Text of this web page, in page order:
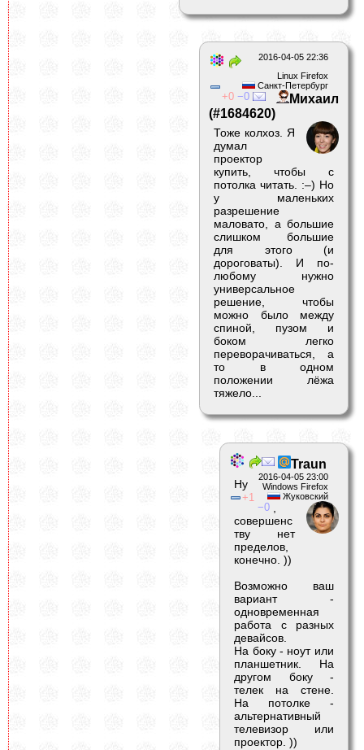
2016-04-05 22:36
Linux Firefox
Санкт-Петербург
0 0
Михаил
(#1684620)
Тоже колхоз. Я
думал
проектор
купить, чтобы с
потолка читать. :–) Но
у маленьких
разрешение
маловато, а большие
слишком большие
для этого (и
дороговаты). И по-
любому нужно
универсальное
решение, чтобы
можно было между
спиной, пузом и
боком легко
переворачиваться, а
то в одном
положении лёжа
тяжело...
2016-04-05 23:00
Windows Firefox
Жуковский
1
0
Traun
Ну
,
совершенс
тву нет
пределов,
конечно. ))
Возможно ваш
вариант -
одновременная
работа с разных
девайсов.
На боку - ноут или
планшетник. На
другом боку -
телек на стене.
На потолке -
альтернативный
телевизор или
проектор. ))